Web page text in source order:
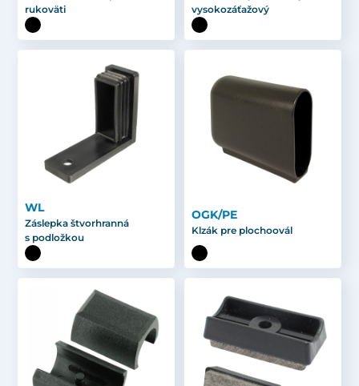
rukoväti
vysokozáťažový
WL
Záslepka štvorhranná
s podložkou
OGK/PE
Klzák pre plochoovál